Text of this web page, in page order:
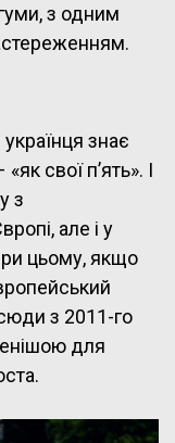
з одним
знає
свої п’ять». І
з
але і у
цьому, якщо
з 2011-го
для